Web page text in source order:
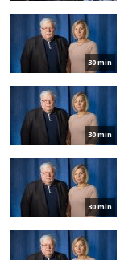
30 min
30 min
30 min